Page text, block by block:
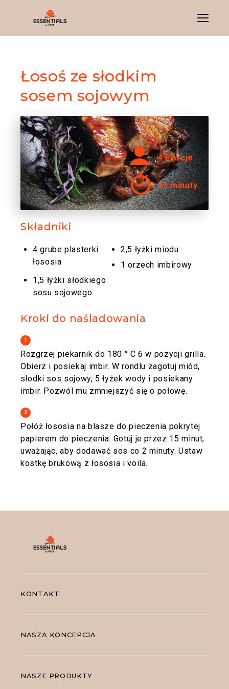
Menu
Łosoś ze słodkim
sosem sojowym
4 Porcje
25 minuty
Składniki
4 grube plasterki
łososia
2,5 łyżki miodu
1 orzech imbirowy
1,5 łyżki słodkiego
sosu sojowego
Kroki do naśladowania
1
Rozgrzej piekarnik do 180 ° C 6 w pozycji grilla.
Obierz i posiekaj imbir. W rondlu zagotuj miód,
słodki sos sojowy, 5 łyżek wody i posiekany
imbir. Pozwól mu zmniejszyć się o połowę.
2
Połóż łososia na blasze do pieczenia pokrytej
papierem do pieczenia. Gotuj je przez 15 minut,
uważając, aby dodawać sos co 2 minuty. Ustaw
kostkę brukową z łososia i voila.
KONTAKT
NASZA KONCEPCJA
NASZE PRODUKTY